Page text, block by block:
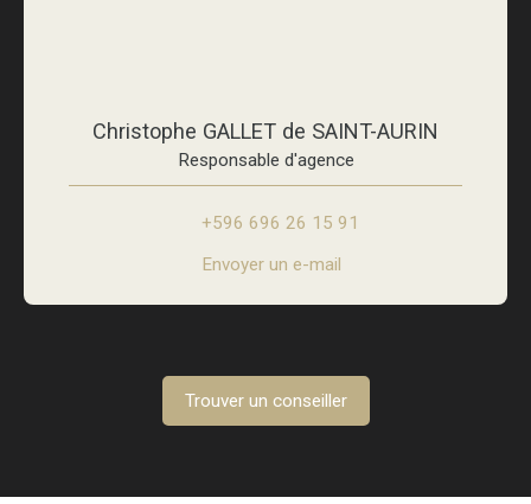
Christophe GALLET de SAINT-AURIN
Responsable d'agence
+596 696 26 15 91
Envoyer un e-mail
Trouver un conseiller